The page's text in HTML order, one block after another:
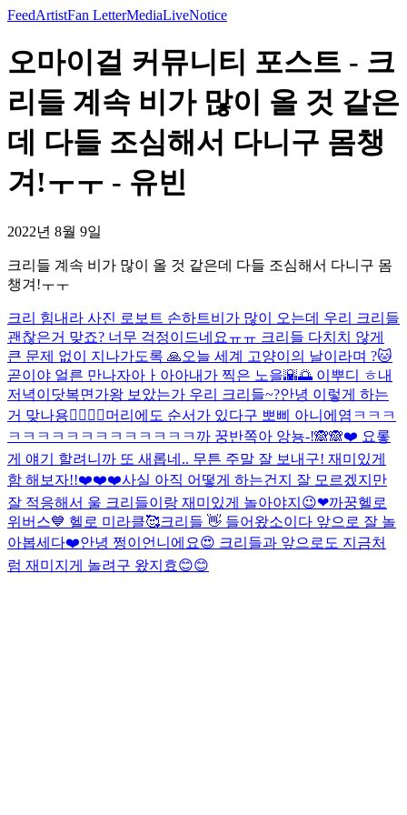
FeedArtistFan LetterMediaLiveNotice
오마이걸 커뮤니티 포스트 - 크
리들 계속 비가 많이 올 것 같은
데 다들 조심해서 다니구 몸챙
겨!ㅜㅜ - 유빈
2022년 8월 9일
크리들 계속 비가 많이 올 것 같은데 다들 조심해서 다니구 몸
챙겨!ㅜㅜ
크리 힘내라 사진 로보트 손하트비가 많이 오는데 우리 크리들
괜찮은거 맞죠? 너무 걱정이드네요ㅠㅠ 크리들 다치치 않게
큰 문제 없이 지나가도록 🙏오늘 세계 고양이의 날이라며 ?🐱
곧이야 얼른 만나자아ㅏ아아내가 찍은 노을🌇🌅 이뿌디 ㅎ내
저녁이닷복면가왕 보았는가 우리 크리들~?안녕 이렇게 하는
거 맞나용👉🏻👈🏻머리에도 순서가 있다구 뽀삐 아니에염 ㅋㅋㅋ
ㅋㅋㅋㅋㅋㅋㅋㅋㅋㅋㅋㅋㅋ 까 꿍반쪽아 앙뇽-!🙈🙈❤️ 요롷
게 얘기 할려니까 또 새롭네.. 무튼 주말 잘 보내구! 재미있게
함 해보자!!❤️❤️❤️사실 아직 어떻게 하는건지 잘 모르겠지만
잘 적응해서 울 크리들이랑 재미있게 놀아야지😉❤까꿍헬로
위버스💙 헬로 미라클🥰크리들 👋 들어왔소이다 앞으로 잘 놀
아봅세다❤️안녕 쩡이언니에요😍 크리들과 앞으로도 지금처
럼 재미지게 놀려구 왔지효😊😊